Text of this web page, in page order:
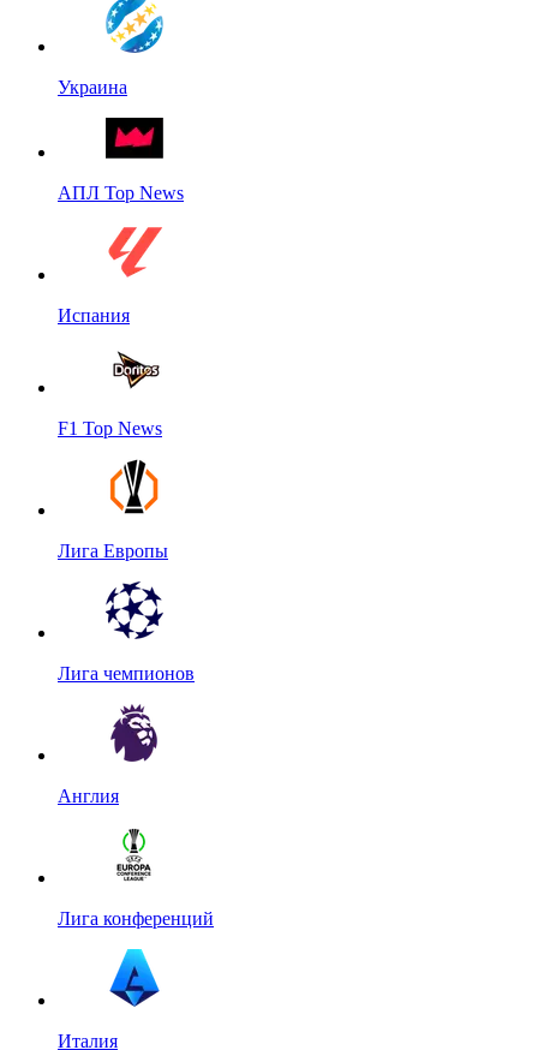
Украина
АПЛ Top News
Испания
F1 Top News
Лига Европы
Лига чемпионов
Англия
Лига конференций
Италия